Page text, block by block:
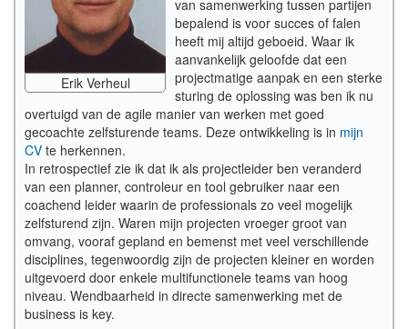
Erik Verheul
van samenwerking tussen partijen
bepalend is voor succes of falen
heeft mij altijd geboeid. Waar ik
aanvankelijk geloofde dat een
projectmatige aanpak en een sterke
sturing de oplossing was ben ik nu
overtuigd van de agile manier van werken met goed
gecoachte zelfsturende teams. Deze ontwikkeling is in mijn
CV te herkennen.
In retrospectief zie ik dat ik als projectleider ben veranderd
van een planner, controleur en tool gebruiker naar een
coachend leider waarin de professionals zo veel mogelijk
zelfsturend zijn. Waren mijn projecten vroeger groot van
omvang, vooraf gepland en bemenst met veel verschillende
disciplines, tegenwoordig zijn de projecten kleiner en worden
uitgevoerd door enkele multifunctionele teams van hoog
niveau. Wendbaarheid in directe samenwerking met de
business is key.